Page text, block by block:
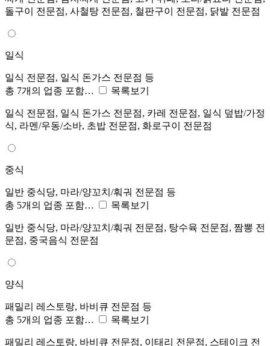
돌구이 전문점, 사철탕 전문점, 철판구이 전문점, 닭발 전문점
일식
일식 전문점, 일식 돈가스 전문점 등
총 7개의 업종 포함…
목록보기
일식 전문점, 일식 돈가스 전문점, 카레 전문점, 일식 덮밥/가정
식, 라멘/우동/소바, 초밥 전문점, 화로구이 전문점
중식
일반 중식당, 마라/양꼬치/훠궈 전문점 등
총 5개의 업종 포함…
목록보기
일반 중식당, 마라/양꼬치/훠궈 전문점, 탕수육 전문점, 짬뽕 전
문점, 중국음식 전문점
양식
패밀리 레스토랑, 바비큐 전문점 등
총 5개의 업종 포함…
목록보기
패밀리 레스토랑, 바비큐 전문점, 이태리 전문점, 스테이크 전